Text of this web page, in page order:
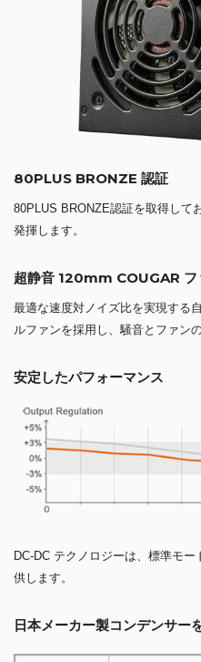
80PLUS BRONZE 認証
80PLUS BRONZE認証を取得して
発揮します。
超静音 120mm COUGAR フ
最適な速度対ノイズ比を実現する
ルファンを採用し、騒音とファン
安定したパフォーマンス
DC-DC テクノロジーは、標準モ
供します。
日本メーカー製コンデンサー